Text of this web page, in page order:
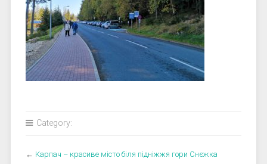
Category:
← Карпач – красиве місто біля підніжжя гори Снєжка